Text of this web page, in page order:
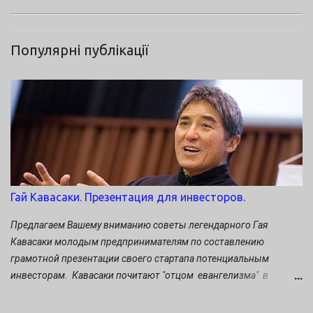
Популярні публікації
Гай Кавасаки. Презентация для инвесторов.
Предлагаем Вашему вниманию советы легендарного Гая
Кавасаки молодым предпринимателям по составлению
грамотной презентации своего стартапа потенциальным
инвесторам. Кавасаки почитают "отцом евангелизма" в